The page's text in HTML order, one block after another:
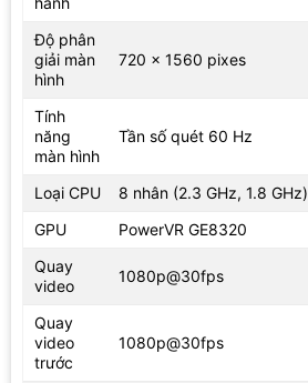
Độ phân
giải màn
hình
720 x 1560 pixes
Tính
năng
màn hình
Tần số quét 60 Hz
Loại CPU
8 nhân (2.3 GHz, 1.8 GHz)
GPU
PowerVR GE8320
Quay
video
1080p@30fps
Quay
video
trước
1080p@30fps